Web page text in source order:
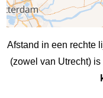
Afstand in een rechte
(zowel van Utrecht) is